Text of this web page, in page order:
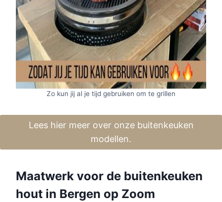
Zo kun jij al je tijd gebruiken om te grillen
Lees hier meer over onze buitenkeuken
modellen.
Maatwerk voor de buitenkeuken
hout in Bergen op Zoom